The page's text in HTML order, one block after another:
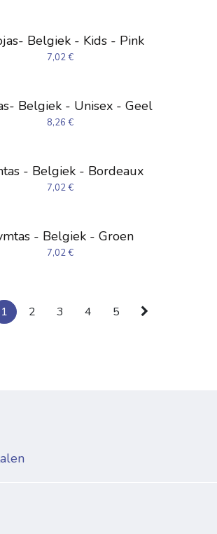
Belgiek - Kids - Pink
7,02€
Belgiek - Unisex - Geel
8,26 €
- Belgiek - Bordeaux
7,02€
- Belgiek - Groen
7,02€
1 2 3 4 5